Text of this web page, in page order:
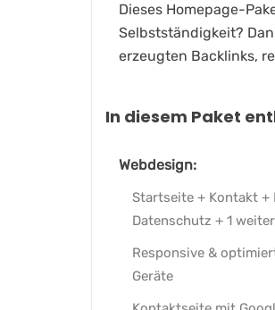
Dieses Homepage-
Selbstständigkeit?
erzeugten Backlinks,
In diesem Paket
Webdesign:
Startseite + Kontakt +
Datenschutz + 1
Responsive &
Geräte